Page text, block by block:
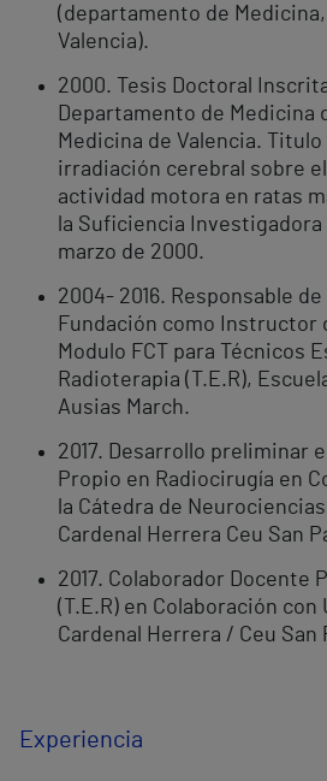
(departamento de
Valencia).
2000. Tesis Doctoral
Departamento de Medicina
Medicina de Valencia. Titulo
irradiación cerebral sobre
actividad motora en ratas
la Suficiencia Investigadora
marzo de 2000.
2004- 2016. Responsable
Fundación como Instructor
Modulo FCT para Técnicos
Radioterapia (T.E.R),
Ausias March.
2017. Desarrollo preliminar
Propio en Radiocirugía en
la Cátedra de
Cardenal Herrera Ceu San
2017. Colaborador Docente
(T.E.R) en Colaboración con
Cardenal Herrera / Ceu San
Experiencia